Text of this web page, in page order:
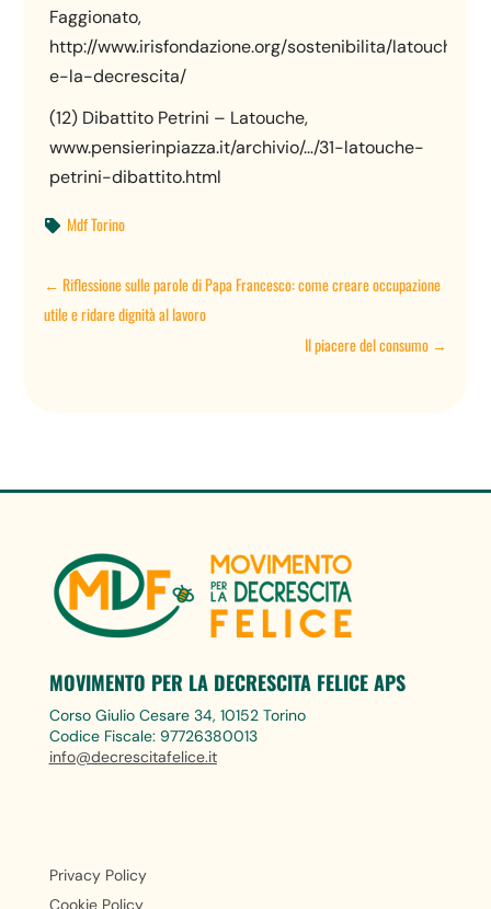
Faggionato,
http://www.irisfondazione.org/sostenibilita/latouche-
e-la-decrescita/
(12) Dibattito Petrini – Latouche,
www.pensierinpiazza.it/archivio/…/31-latouche-
petrini-dibattito.html
 Mdf Torino
←Riflessione sulle parole di Papa Francesco: come creare occupazione
utile e ridare dignità al lavoro
Il piacere del consumo→
MOVIMENTO PER LA DECRESCITA FELICE APS
Corso Giulio Cesare 34, 10152 Torino
Codice Fiscale: 97726380013
info@decrescitafelice.it
Privacy Policy
Cookie Policy